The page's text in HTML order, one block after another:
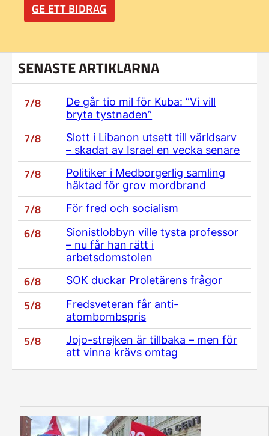
GE ETT BIDRAG
SENASTE ARTIKLARNA
7/8
De går tio mil för Kuba: ”Vi vill
bryta tystnaden”
7/8
Slott i Libanon utsett till världsarv
– skadat av Israel en vecka senare
7/8
Politiker i Medborgerlig samling
häktad för grov mordbrand
7/8 För fred och socialism
6/8
Sionistlobbyn ville tysta professor
– nu får han rätt i
arbetsdomstolen
6/8 SOK duckar Proletärens frågor
5/8
Fredsveteran får anti-
atombombspris
5/8
Jojo-strejken är tillbaka – men för
att vinna krävs omtag